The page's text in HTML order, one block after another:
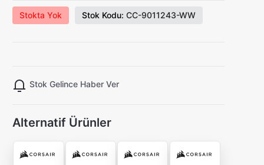
Stokta Yok Stok Kodu: CC-9011243-WW
Stok Gelince Haber Ver
Alternatif Ürünler